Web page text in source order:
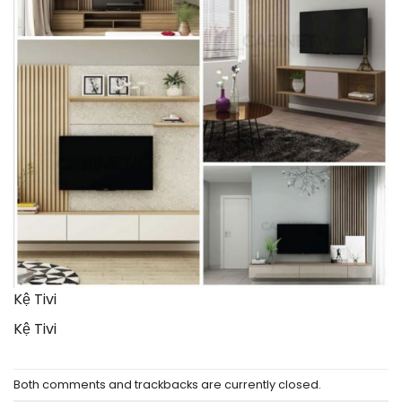
Kệ Tivi
Kệ Tivi
Both comments and trackbacks are currently closed.